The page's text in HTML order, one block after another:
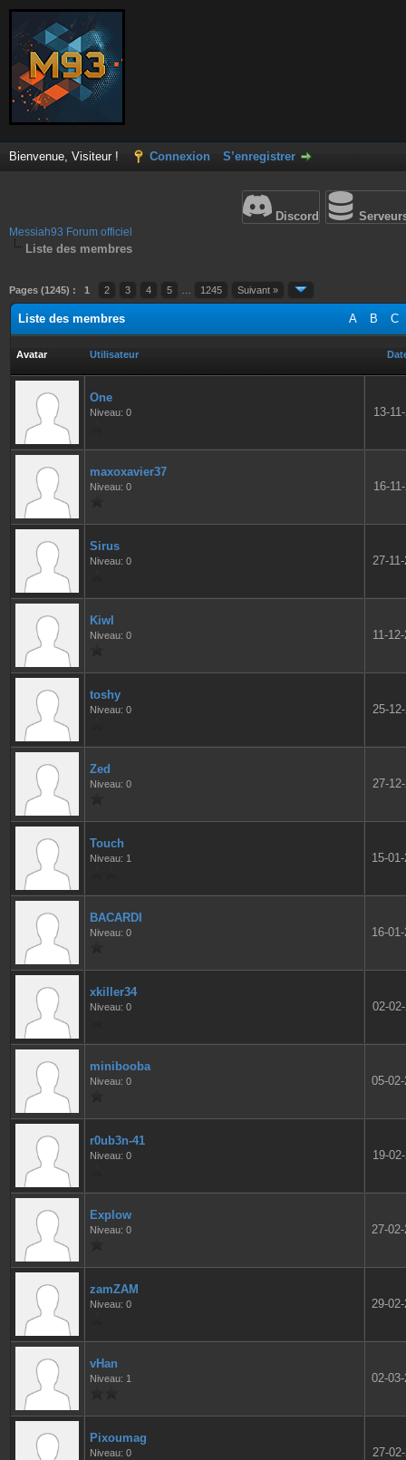
Bienvenue, Visiteur ! Connexion S’enregistrer
Discord
Messiah93 Forum officiel
Liste des membres
Pages (1245) : 1 2 3 4 5 1245 Suivant »
A B C
Liste des membres
Avatar Utilisateur
One
Niveau: 0 13-
maxoxavier37
Niveau: 0 16-
Sirus
Niveau: 0 27-
KiwI
Niveau: 0 11-
toshy
Niveau: 0 25-
Zed
Niveau: 0 27-
Touch
Niveau: 1 15-
BACARDI
Niveau: 0 16-
xkiller34
Niveau: 0 02-
minibooba
Niveau: 0 05-
r0ub3n-41
Niveau: 0 19-
Explow
Niveau: 0 27-
zamZAM
Niveau: 0 29-
vHan
Niveau: 1 02-
Pixoumag
Niveau: 0 27-